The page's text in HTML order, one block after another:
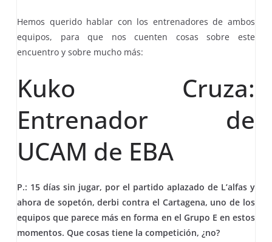
Hemos querido hablar con los entrenadores de ambos
equipos, para que nos cuenten cosas sobre este
encuentro y sobre mucho más:
Kuko Cruza:
Entrenador de
UCAM de EBA
P.: 15 días sin jugar, por el partido aplazado de L’alfas y
ahora de sopetón, derbi contra el Cartagena, uno de los
equipos que parece más en forma en el Grupo E en estos
momentos. Que cosas tiene la competición, ¿no?